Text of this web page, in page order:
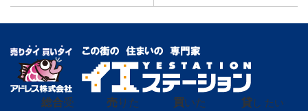
総合受
売りた
買いた
貸し たい